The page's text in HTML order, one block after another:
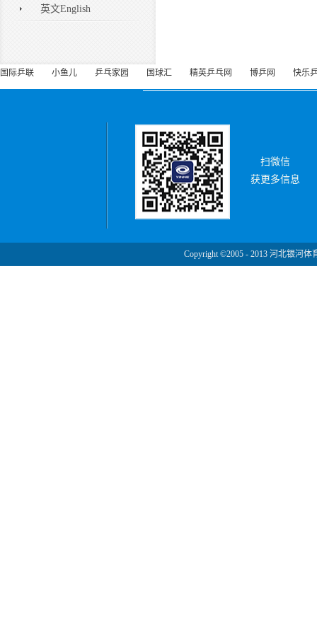
英文English
国际乒联 小鱼儿 乒乓家园 国球汇 精英乒乓网 博乒网 快乐
扫微信
获更多信息
Copyright ©2005 - 2013 河北银河体